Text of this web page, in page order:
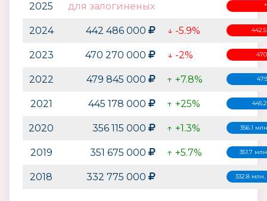
2025 для залогиненых
2024 442 486 000 ↓ -5.9%
2023 470 270 000 ↓ -2%
2022 479 845 000 ↑ +7.8%
2021 445 178 000 ↑ +25%
2020 356 115 000 ↑ +1.3% 356.1
2019 351 675 000 ↑ +5.7% 351.7
2018 332 775 000 332.8 млн.